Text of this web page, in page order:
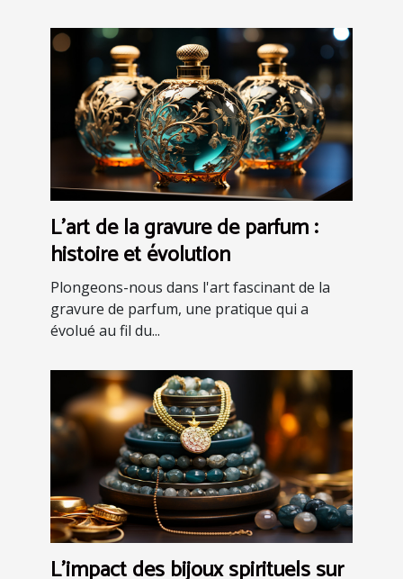
L'art de la gravure de parfum :
histoire et évolution
Plongeons-nous dans l'art fascinant de la
gravure de parfum, une pratique qui a
évolué au fil du...
L'impact des bijoux spirituels sur